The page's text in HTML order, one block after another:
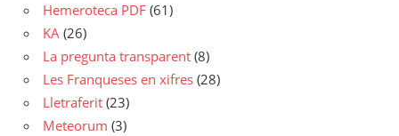
Hemeroteca PDF (61)
KA (26)
La pregunta transparent (8)
Les Franqueses en xifres (28)
Lletraferit (23)
Meteorum (3)